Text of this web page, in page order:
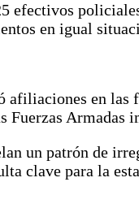
efectivos
en igual
afiliaciones en
Fuerzas Armadas
un patrón de
clave para la